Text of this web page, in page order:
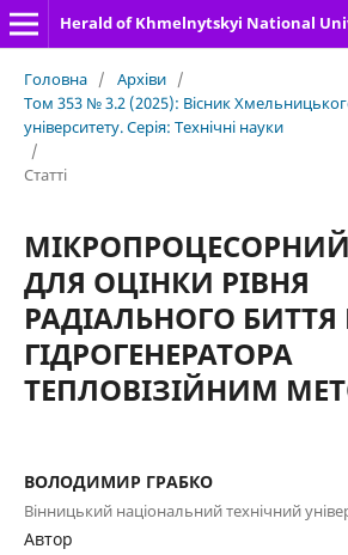
Головна / Архіви /
Том 353 № 3.2 (2025): Вісник
університету. Серія: Технічні науки
/
Статті
ДЛЯ ОЦІНКИ РІВНЯ
РАДІАЛЬНОГО
ГІДРОГЕНЕРАТОРА
ТЕПЛОВІЗІЙНИМ
ВОЛОДИМИР ГРАБКО
Вінницький національний технічний
Автор